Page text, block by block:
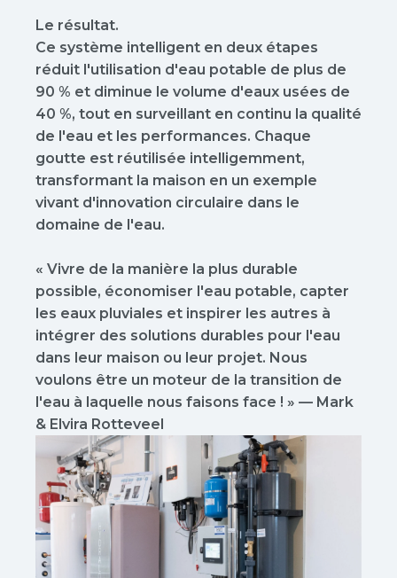
Le résultat.
Ce système intelligent en deux étapes
réduit l'utilisation d'eau potable de plus de
90 % et diminue le volume d'eaux usées de
40 %, tout en surveillant en continu la qualité
de l'eau et les performances. Chaque
goutte est réutilisée intelligemment,
transformant la maison en un exemple
vivant d'innovation circulaire dans le
domaine de l'eau.
« Vivre de la manière la plus durable
possible, économiser l'eau potable, capter
les eaux pluviales et inspirer les autres à
intégrer des solutions durables pour l'eau
dans leur maison ou leur projet. Nous
voulons être un moteur de la transition de
l'eau à laquelle nous faisons face ! » — Mark
& Elvira Rotteveel